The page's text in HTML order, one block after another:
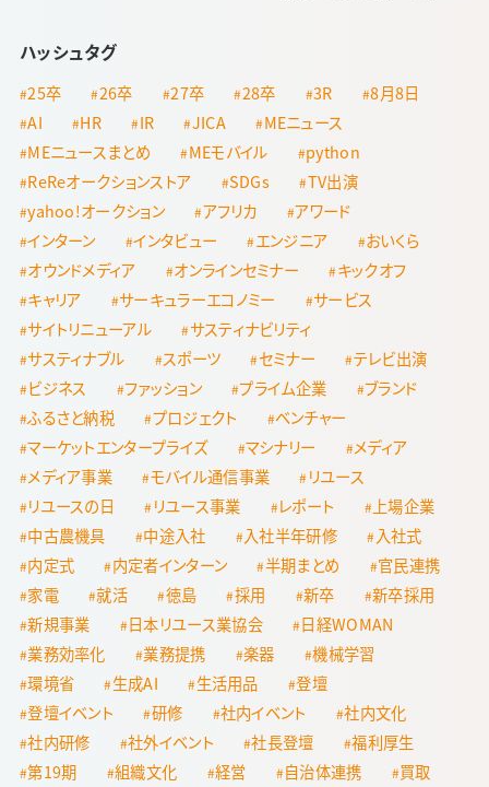
ハッシュタグ
25卒 26卒 27卒 28卒 3R
8月8日
AI
HR IR JICA
MEニュース
MEニュースまとめ
MEモバイル
python
ReReオークションストア
SDGs
TV出演
yahoo!オークション
アフリカ
アワード
インターン
インタビュー エンジニア
おいくら
オウンドメディア
オンラインセミナー
キックオフ
キャリア
サーキュラーエコノミー
サービス
サイトリニューアル
サスティナビリティ
サスティナブル
スポーツ セミナー
テレビ出演
ビジネス
ファッション プライム企業
ブランド
ふるさと納税
プロジェクト
ベンチャー
マーケットエンタープライズ
マシナリー
メディア
メディア事業
モバイル通信事業
リユース
リユースの日
リユース事業 レポート
上場企業
中古農機具
中途入社 入社半年研修
入社式
内定式
内定者インターン 半期まとめ
官民連携
家電
就活 徳島 採用 新卒
新卒採用
新規事業
日本リユース業協会
日経WOMAN
業務効率化
業務提携 楽器
機械学習
環境省
生成AI 生活用品
登壇
登壇イベント
研修 社内イベント
社内文化
社内研修
社外イベント 社長登壇
福利厚生
第19期
組織文化 経営 自治体連携
買取